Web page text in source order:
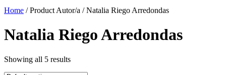
Home / Product Autor/a / Natalia Riego Arredondas
Natalia Riego Arredondas
Showing all 5 results